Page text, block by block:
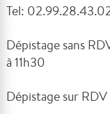
Tel:
Dépistage sans
à 11h30
Dépistage sur